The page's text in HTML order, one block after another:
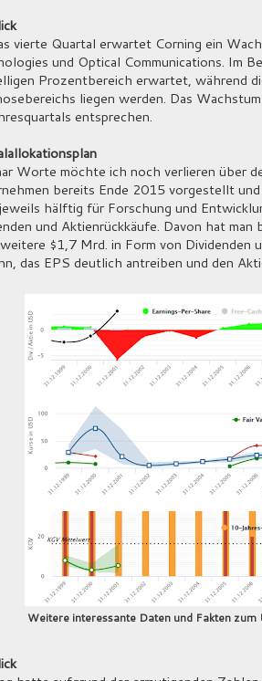
vierte Quartal erwartet Corning ein
und Optical Communications. Im
Prozentbereich erwartet, während
liegen werden. Das
entsprechen.
Worte möchte ich noch verlieren über
bereits Ende 2015 vorgestellt
hälftig für Forschung und
und Aktienrückkäufe. Davon hat
$1,7 Mrd. in Form von Dividenden
das EPS deutlich antreiben und den
Weitere interessante Daten und Fakten